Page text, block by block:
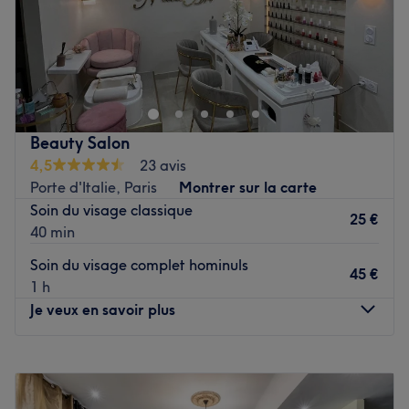
épilations ainsi que les soins du corps et du visage.
Les marques et produits utilisés : OPI.
Voir le salon
Nanails 是一家位于巴黎 14 区的美容机构。通过专业的定制
护理，享受专属于您的时刻。您只需要在沙龙短暂休息还是一
天的呵护，并保证为您带来难忘的体验。
最近的公共交通：
距 Cité Universitaire 火车站 8 公里。Lina
团队
经验丰富，在自己的职业中充满热情，确保每个客户都得到最
心的照顾，从而保证服务的质量。
我们的宗旨：
纪律：纪律，让您感到轻松。
Beauty Salon
4,5
23 avis
Porte d'Italie, Paris
Montrer sur la carte
Soin du visage classique
40 min
25 €
Soin du visage complet hominuls
1 h
45 €
Je veux en savoir plus
Mardi
10:00
Mercredi
10:00
19:00